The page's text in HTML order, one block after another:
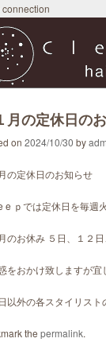
connection
月の定休日の
on 2024/10/30 by
の定休日のお知らせ
e ｐでは定休日を毎週
のお休み ５日、１２
をおかけ致しますが宜
以外の各スタイリスト
the permalink.